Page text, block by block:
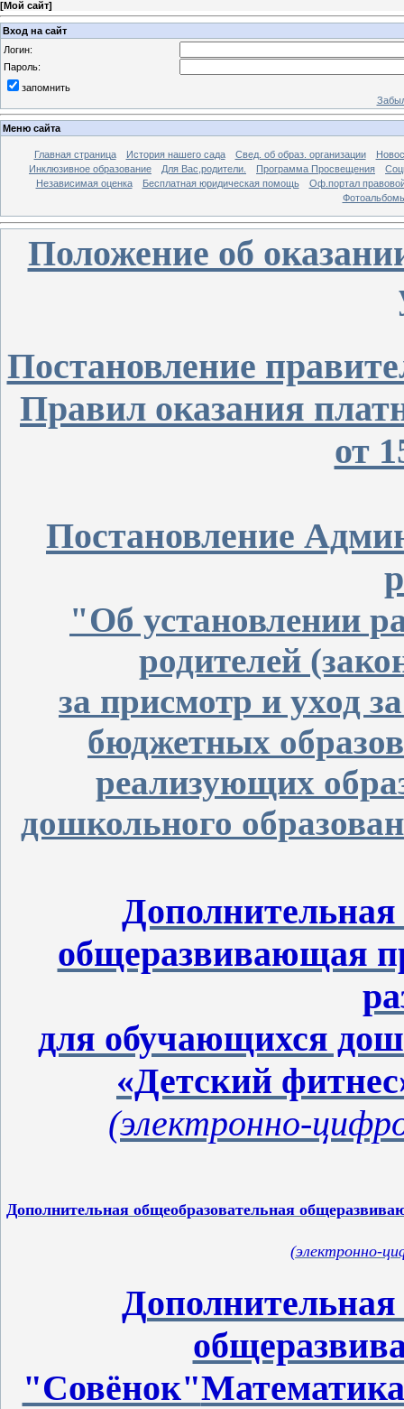
[Мой сайт]
Вход на сайт
Логин:
Пароль:
запомнить
Меню сайта
Главная страница История нашего сада Свед. об образ. организации
Инклюзивное образование
Для Вас,родители. Программа Просвещения
Независимая оценка
Бесплатная юридическая помощь
Оф.портал
Положение об
Постановление
Правил оказания
от
Постановление
"Об установлении
родителей
за присмотр и уход
бюджетных
реализующих
дошкольного
Дополнительная
общеразвивающая
для обучающихся
«Детский
(электронно-
Дополнительная общеобразовательная
(электронно-
Д
"Совёнок"